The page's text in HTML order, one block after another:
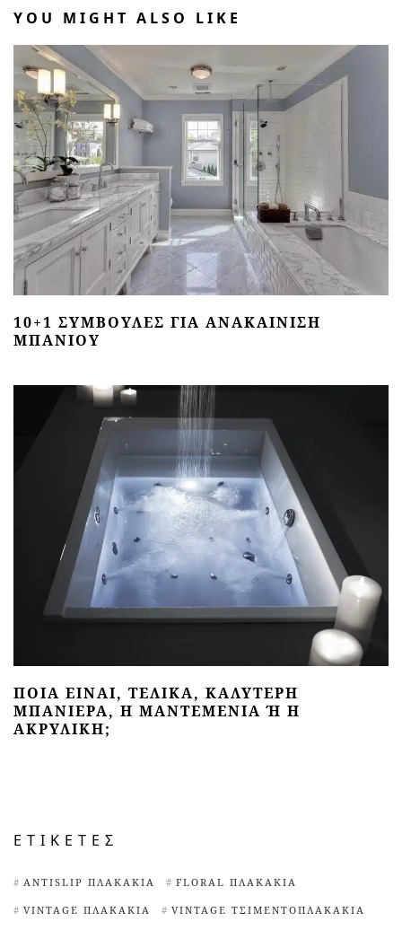
YOU MIGHT ALSO LIKE
10+1 ΣΥΜΒΟΥΛΈΣ ΓΙΑ ΑΝΑΚΑΊΝΙΣΗ
ΜΠΆΝΙΟΥ
ΠΟΙΑ ΕΊΝΑΙ, ΤΕΛΙΚΆ, ΚΑΛΎΤΕΡΗ
ΜΠΑΝΙΈΡΑ, Η ΜΑΝΤΕΜΈΝΙΑ Ή Η Α
ΚΡΥΛΙΚΉ;
ΕΤΙΚΈΤΕΣ
ANTISLIP ΠΛΑΚΆΚΙΑ FLORAL ΠΛΑΚΆΚΙΑ
VINTAGE ΠΛΑΚΆΚΙΑ VINTAGE ΤΣΙΜΕΝΤΟΠΛΑΚΆΚΙΑ